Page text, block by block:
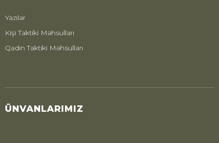
Yazılar
Kişi Taktiki Məhsulları
Qadin Taktiki Məhsulları
ÜNVANLARIMIZ